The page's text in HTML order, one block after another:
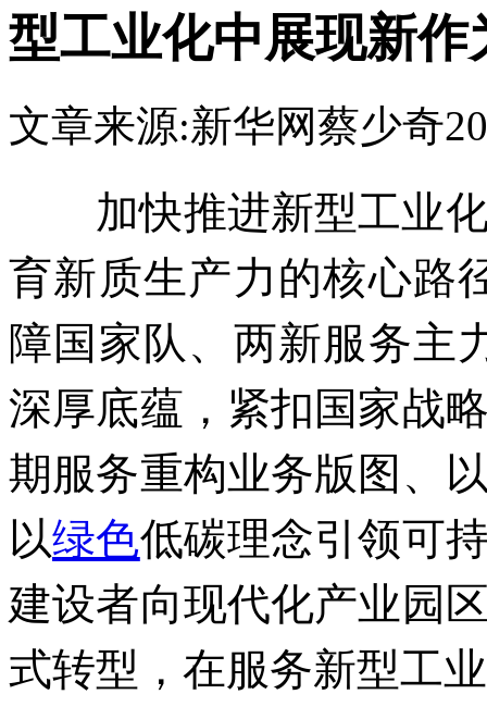
型工业化中展现新作
文章来源:新华网蔡少奇
加快推进新型工业化
育新质生产力的核心路
障国家队、两新服务主
深厚底蕴，紧扣国家战
期服务重构业务版图、
以绿色低碳理念引领可
建设者向现代化产业园
式转型，在服务新型工